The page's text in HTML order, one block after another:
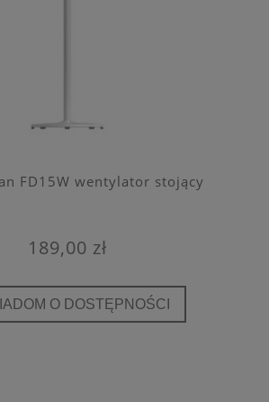
FD15W wentylator stojący
189,00 zł
O DOSTĘPNOŚCI